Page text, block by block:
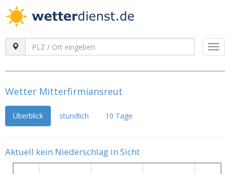
Wetter Mitterfirmiansreut
Überblick stündlich 10 Tage
Aktuell kein Niederschlag in Sicht